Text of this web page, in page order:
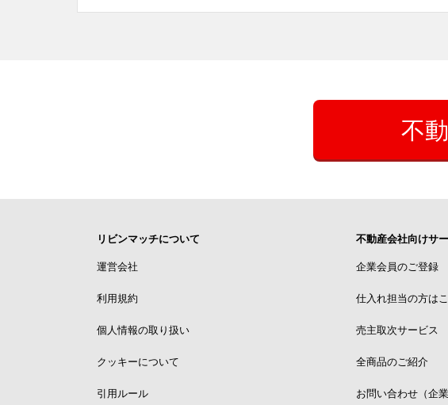
不
リビンマッチについて
運営会社
利用規約
個人情報の取り扱い
クッキーについて
引用ルール
不動産会社向けサ
企業会員のご登録
仕入れ担当の方は
売主取次サービス
全商品のご紹介
お問い合わせ（企業